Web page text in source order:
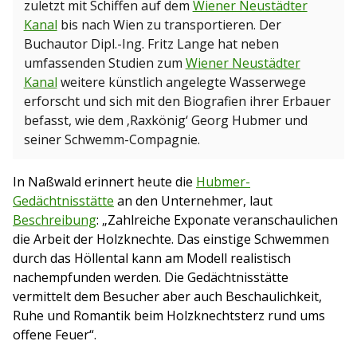
zuletzt mit Schiffen auf dem Wiener Neustädter
Kanal bis nach Wien zu transportieren. Der
Buchautor Dipl.-Ing. Fritz Lange hat neben
umfassenden Studien zum Wiener Neustädter
Kanal weitere künstlich angelegte Wasserwege
erforscht und sich mit den Biografien ihrer Erbauer
befasst, wie dem ‚Raxkönig‘ Georg Hubmer und
seiner Schwemm-Compagnie.
In Naßwald erinnert heute die Hubmer-
Gedächtnisstätte an den Unternehmer, laut
Beschreibung: „Zahlreiche Exponate veranschaulichen
die Arbeit der Holzknechte. Das einstige Schwemmen
durch das Höllental kann am Modell realistisch
nachempfunden werden. Die Gedächtnisstätte
vermittelt dem Besucher aber auch Beschaulichkeit,
Ruhe und Romantik beim Holzknechtsterz rund ums
offene Feuer“.